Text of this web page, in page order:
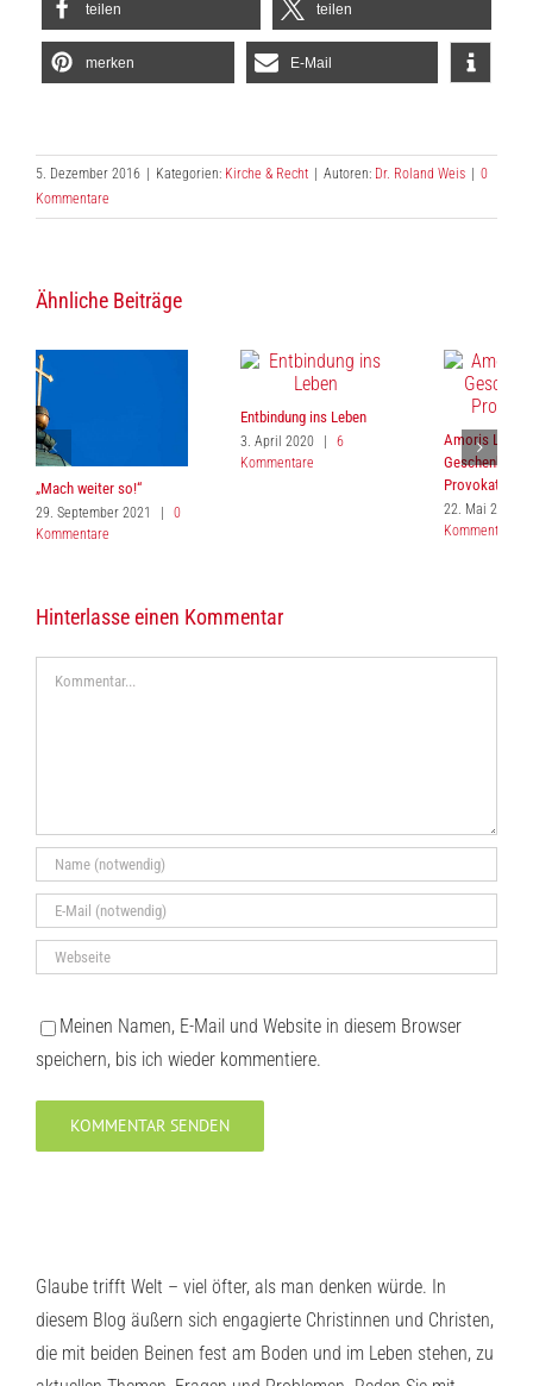
teilen teilen
merken E-Mail
5. Dezember 2016 Kategorien: Kirche & Recht Autoren: Dr. Roland Weis
0
Kommentare
Ähnliche Beiträge
„Mach weiter so!“
29. September 2021 |
0
Kommentare
Entbindung ins Leben
3. April 2020 |
6
Kommentare
Amoris
Geschenk
Provokation?
22. Mai 2017
Kommentare
Hinterlasse einen Kommentar
Kommentar
Meinen Namen, E-Mail und Website in diesem Browser
speichern, bis ich wieder kommentiere.
Glaube trifft Welt – viel öfter, als man denken würde. In
diesem Blog äußern sich engagierte Christinnen und Christen,
die mit beiden Beinen fest am Boden und im Leben stehen, zu